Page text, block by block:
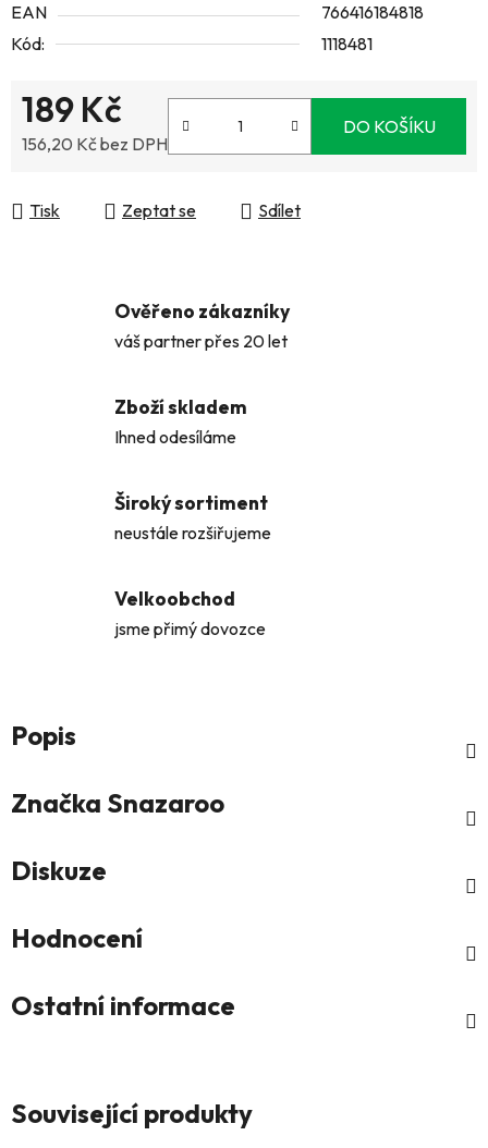
EAN
766416184818
Kód:
1118481
189 Kč
156,20 Kč bez DPH
DO KOŠÍKU
Tisk Zeptat se Sdílet
Ověřeno zákazníky
váš partner přes 20 let
Zboží skladem
Ihned odesíláme
Široký sortiment
neustále rozšiřujeme
Velkoobchod
jsme přimý dovozce
Popis
Značka Snazaroo
Diskuze
Hodnocení
Ostatní informace
Související produkty